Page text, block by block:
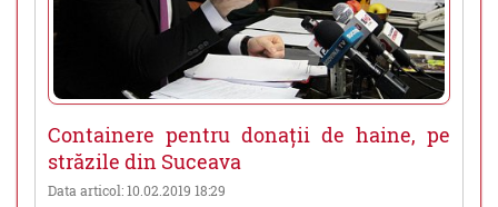
Containere pentru donații de haine, pe
străzile din Suceava
Data articol: 10.02.2019 18:29